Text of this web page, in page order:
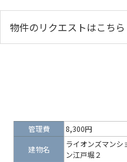
物件のリクエストはこちら
管理費 8,300円
建物名
ライオンズマンシ
ン江戸堀２